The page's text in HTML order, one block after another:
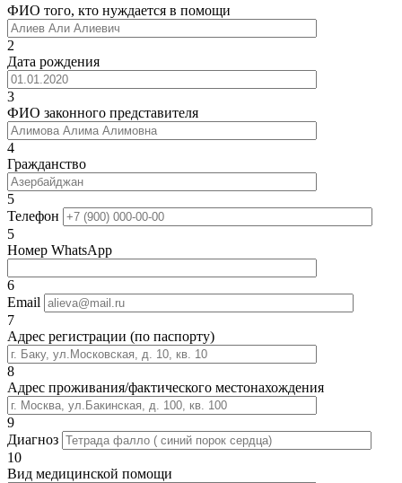
ФИО того, кто нуждается в помощи
2
Дата рождения
3
ФИО законного представителя
4
Гражданство
5
Телефон
5
Номер WhatsApp
6
Email
7
Адрес регистрации (по паспорту)
8
Адрес проживания/фактического местонахождения
9
Диагноз
10
Вид медицинской помощи